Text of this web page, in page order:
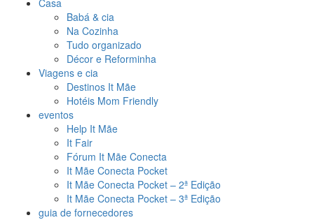
Casa
Babá & cia
Na Cozinha
Tudo organizado
Décor e Reforminha
Viagens e cia
Destinos It Mãe
Hotéis Mom Friendly
eventos
Help It Mãe
It Fair
Fórum It Mãe Conecta
It Mãe Conecta Pocket
It Mãe Conecta Pocket – 2ª Edição
It Mãe Conecta Pocket – 3ª Edição
guia de fornecedores